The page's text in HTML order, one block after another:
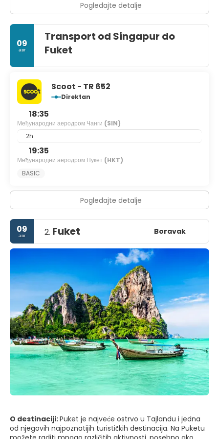
Pogledajte detalje
09
авг
Transport od Singapur do
Fuket
Scoot - TR 652
Direktan
18:35
Међународни аеродром Чанги (SIN)
2h
19:35
Међународни аеродром Пукет (HKT)
BASIC
Pogledajte detalje
09
авг 2. Fuket Boravak
O destinaciji:Puket je najveće ostrvo u Tajlandu i jedna
od njegovih najpoznatijih turističkih destinacija. Na Puketu